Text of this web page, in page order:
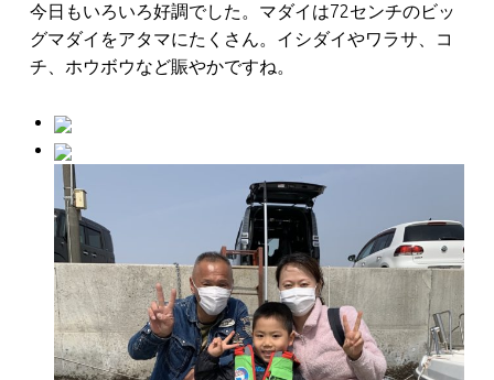
今日もいろいろ好調でした。マダイは72センチのビッ
グマダイをアタマにたくさん。イシダイやワラサ、コ
チ、ホウボウなど賑やかですね。